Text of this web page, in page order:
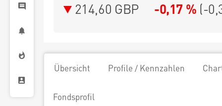
214,60 GBP -0,17 % (-
Übersicht Profile / Kennzahlen
Fondsprofil